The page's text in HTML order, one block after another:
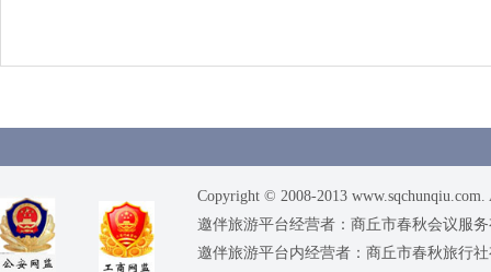
Copyright © 2008-2013
邀伴旅游平台经营者：商丘市春秋会议服
邀伴旅游平台内经营者：商丘市春秋旅行